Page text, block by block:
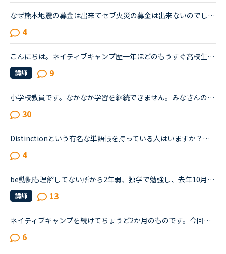
なぜ熊本地震の募金は出来てセブ火災の募金は出来ないのでしょうか？以前別の方が立てたトピックで <a href="https://nativecamp.net/user/message-board/detail/842" target="_blank">https://nativecamp.net/user/message-board/detail/842</a> セブの火災について <a href="http://www.sunstar.com.ph/cebu/loca..." target="_blank">http://www.sunstar.com.ph/cebu/loca...</a>
4
こんにちは。ネイティブキャンプ歴一年ほどのもうすぐ高校生になるものです。私は英語が得意でネイティブキャンプと英語塾に通っています。しかしその塾では大量の宿題が出され、かなり高レベルな教材(今はローマ...
講師 9
小学校教員です。なかなか学習を継続できません。みなさんの教材の使用方法，継続方法を教えて下さい。英語が教科化されたこともあり「ALTの先生とスムーズに打ち合わせをしたり，授業でたくさん英語を使いたい！...
30
Distinctionという有名な単語帳を持っている人はいますか？最近リアルのほうでネイティブの人達と交流する機会が多くてネイティブの英語（カリフォルニア英語）に苦戦することが多く、ネイティブが使う頻度の多い...
4
be動詞も理解してない所から2年弱、独学で勉強し、去年10月からネイティブキャンプを始めました。ネイティブキャンプも4ヶ月位までは頑張っていたのですが、最近は週に3回ほどになりカランメソッドだけを受講して...
講師 13
ネイティブキャンプを続けてちょうど2か月のものです。今回久しぶりにTOEICを受けて前回は615点でしたので、ネイティブキャンプを初めて少しは伸びているを期待していたのですが、590点と下がっておりました。や...
6